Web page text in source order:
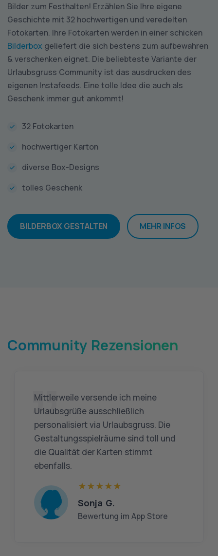
Bilder zum Festhalten! Erzählen Sie Ihre eigene
Geschichte mit 32 hochwertigen und veredelten
Fotokarten. Ihre Fotokarten werden in einer schicken
Bilderbox geliefert die sich bestens zum aufbewahren
& verschenken eignet. Die beliebteste Variante der
Urlaubsgruss Community ist das ausdrucken des
eigenen Instafeeds. Eine tolle Idee die auch als
Geschenk immer gut ankommt!
32 Fotokarten
hochwertiger Karton
diverse Box-Designs
tolles Geschenk
BILDERBOX GESTALTEN MEHR INFOS
Community Rezensionen
Mittlerweile versende ich meine
Urlaubsgrüße ausschließlich
personalisiert via Urlaubsgruss. Die
Gestaltungsspielräume sind toll und
die Qualität der Karten stimmt
ebenfalls.
Sonja G.
Bewertung im App Store